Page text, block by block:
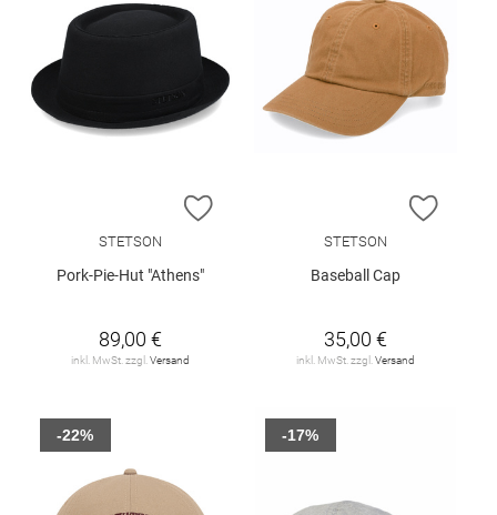
ZUR WUNSCHLISTE HINZUFÜGEN
STETSON
Pork-Pie-Hut "Athens"
89,00 €
inkl. MwSt. zzgl. Versand
ZUR
STETSON
Baseball Cap
35,00 €
inkl. MwSt. zzgl. Versand
-22% -17%